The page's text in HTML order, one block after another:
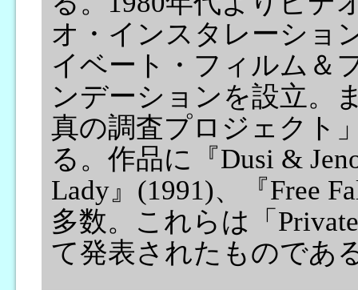
オ・インスタレーショ
イベート・フィルム＆
ンデーションを設立。
真の調査プロジェクト
る。作品に『Dusi &
Lady』(1991)、『Free
多数。これらは「
て発表されたものであ